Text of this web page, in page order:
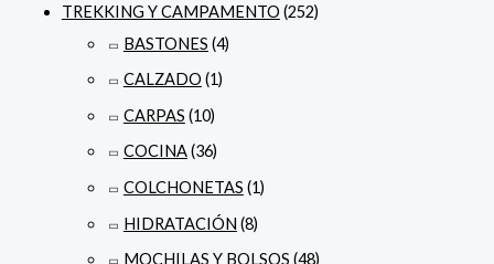
TREKKING Y CAMPAMENTO (252)
BASTONES (4)
CALZADO (1)
CARPAS (10)
COCINA(36)
COLCHONETAS (1)
HIDRATACIÓN (8)
MOCHILAS Y BOLSOS (48)